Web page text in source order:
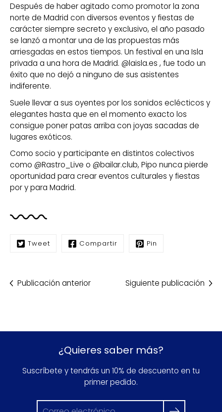
Después de haber agitado como promotor la zona
norte de Madrid con diversos eventos y fiestas de
carácter siempre secreto y exclusivo, el año pasado
se lanzó a montar una de las propuestas más
arriesgadas en estos tiempos. Un festival en una Isla
privada a una hora de Madrid. @laisla.es , fue todo un
éxito que no dejó a ninguno de sus asistentes
indiferente.
Suele llevar a sus oyentes por los sonidos eclécticos y
elegantes hasta que en el momento exacto los
consigue poner patas arriba con joyas sacadas de
lugares exóticos.
Como socio y participante en distintos colectivos
como @Rastro_Live o @bailar.club, Pipo nunca pierde
oportunidad para crear eventos culturales y fiestas
por y para Madrid.
Tweet Compartir Pin
Publicación anterior Siguiente publicación
¿Quieres saber más?
Suscríbete y tendrás un 10% de descuento en tu
primer pedido.